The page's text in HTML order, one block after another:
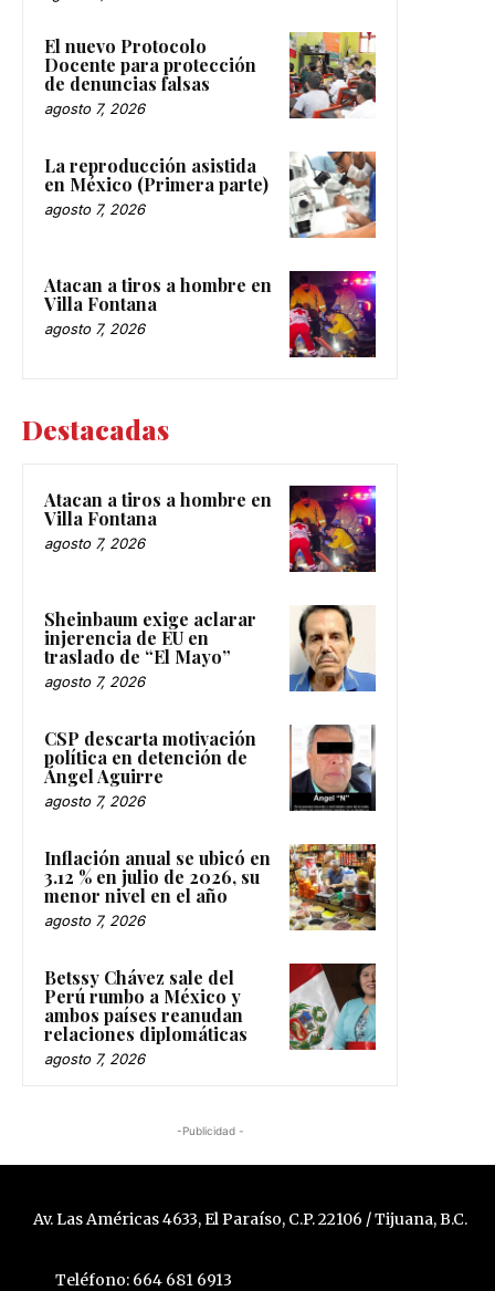
El nuevo Protocolo
Docente para protección
de denuncias falsas
agosto 7, 2026
La reproducción asistida
en México (Primera parte)
agosto 7, 2026
Atacan a tiros a hombre en
Villa Fontana
agosto 7, 2026
Destacadas
Atacan a tiros a hombre en
Villa Fontana
agosto 7, 2026
Sheinbaum exige aclarar
injerencia de EU en
traslado de “El Mayo”
agosto 7, 2026
CSP descarta motivación
política en detención de
Ángel Aguirre
agosto 7, 2026
Inflación anual se ubicó en
3.12 % en julio de 2026, su
menor nivel en el año
agosto 7, 2026
Betssy Chávez sale del
Perú rumbo a México y
ambos países reanudan
relaciones diplomáticas
agosto 7, 2026
-Publicidad -
Av. Las Américas 4633, El Paraíso, C.P. 22106 / Tijuana, B.C.
Teléfono: 664 681 6913